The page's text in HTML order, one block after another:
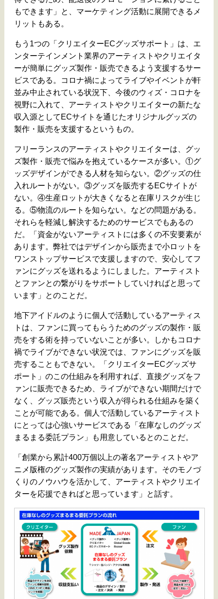
もできます」と、マーケティング活動に展開できるメ
リットもある。
もう1つの「クリエイターECグッズサポート」は、エ
ンターテインメント業界のアーティストやクリエイタ
ーが簡単にグッズ製作・販売できるよう支援するサー
ビスである。コロナ禍によってライブやイベントが軒
並み中止されている状況下、今後のウィズ・コロナを
視野に入れて、アーティストやクリエイターの新たな
収入源としてECサイトを通じたオリジナルグッズの
製作・販売を支援するというもの。
フリーランスのアーティストやクリエイターは、グッ
ズ製作・販売で悩みを抱えているケースが多い。①グ
ッズデザインができる人材を知らない。②グッズの仕
入れルートがない。③グッズを販売するECサイトが
ない。④生産ロットが大きくなると在庫リスクが生じ
る。⑤物流のルートを知らない。などの問題がある。
それらを軽減し解決するためのサービスでもあるの
だ。「資金がないアーティストには多くの不安要素が
あります。弊社ではデザインから販売まで小ロットを
ワンストップサービスで支援しますので、安心してフ
ァンにグッズを送れるようにしました。アーティスト
とファンとの繋がりをサポートしていければと思って
います」とのことだ。
地下アイドルのように個人で活動しているアーティス
トは、ファンに買ってもらうためのグッズの製作・販
売をする術を持っていないことが多い。しかもコロナ
禍でライブができない状況では、ファンにグッズを販
売することもできない。「クリエイターECグッズサ
ポート」のこの仕組みを利用すれば、直接グッズをフ
ァンに販売できるため、ライブができない期間だけで
なく、グッズ販売という収入が得られる仕組みを築く
ことが可能である。個人で活動しているアーティスト
にとっては心強いサービスである「在庫なしのグッズ
まるまる委託プラン」も用意しているとのことだ。
「創業から累計400万個以上の著名アーティストやア
ニメ版権のグッズ製作の実績があります。そのモノづ
くりのノウハウを活かして、アーティストやクリエイ
ターを応援できればと思っています」と話す。